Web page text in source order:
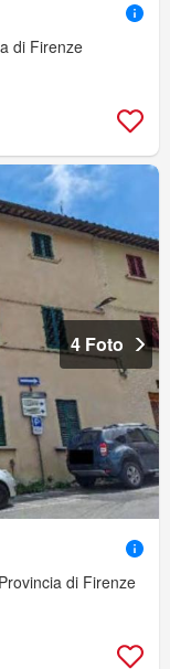
di Firenze
4 Foto
di Firenze